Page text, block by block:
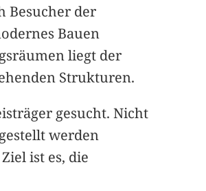
Besucher der
Bauen
liegt der
Strukturen.
gesucht. Nicht
werden
ist es, die